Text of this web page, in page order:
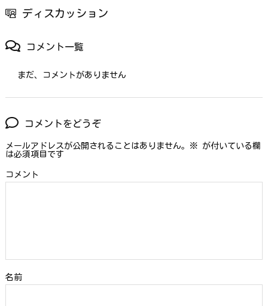
ディスカッション
コメント一覧
まだ、コメントがありません
コメントをどうぞ
メールアドレスが公開されることはありません。 ※ が付いている欄
は必須項目です
コメント
名前